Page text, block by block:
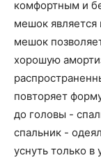
комфортным и
мешок
мешок
хорошую
повторяет
до головы -
спальник -
уснуть только в